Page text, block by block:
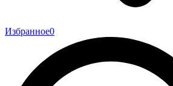
Избранное0